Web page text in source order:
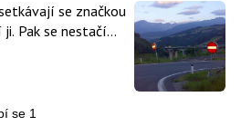
se značkou
Pak se nestačí